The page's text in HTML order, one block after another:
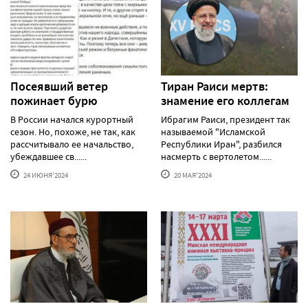
Посеявший ветер
пожинает бурю
В России начался курортный
сезон. Но, похоже, не так, как
рассчитывало ее начальство,
убеждавшее св......
24 ИЮНЯ'2024
Тиран Раиси мертв:
знамение его коллегам
Ибрагим Раиси, президент так
называемой "Исламской
Республики Иран", разбился
насмерть с вертолетом......
20 МАЯ'2024